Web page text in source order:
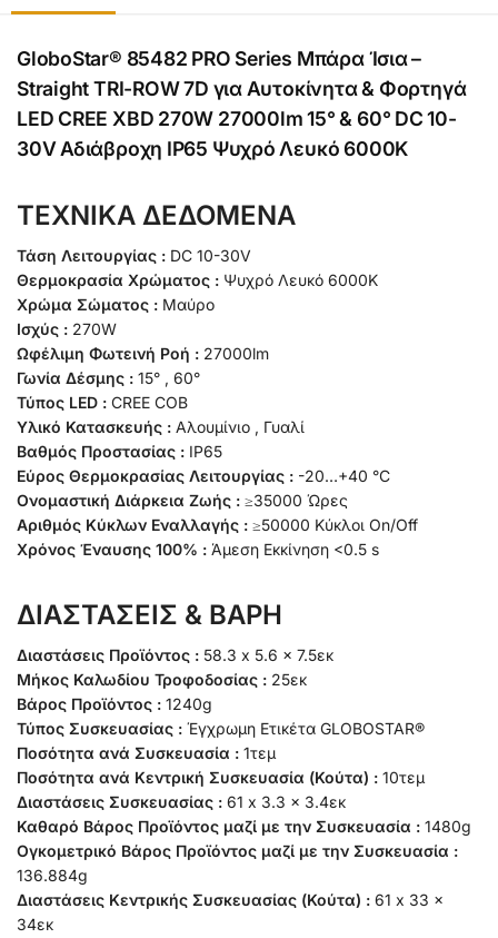
GloboStar® 85482 PRO Series Μπάρα Ίσια –
Straight TRI-ROW 7D για Αυτοκίνητα & Φορτηγά
LED CREE XBD 270W 27000lm 15° & 60° DC 10-
30V Αδιάβροχη IP65 Ψυχρό Λευκό 6000K
ΤΕΧΝΙΚΑ ΔΕΔΟΜΕΝΑ
Τάση Λειτουργίας : DC 10-30V
Θερμοκρασία Χρώματος : Ψυχρό Λευκό 6000K
Χρώμα Σώματος : Μαύρο
Ισχύς : 270W
Ωφέλιμη Φωτεινή Ροή : 27000lm
Γωνία Δέσμης : 15° , 60°
Τύπος LED : CREE COB
Υλικό Κατασκευής : Αλουμίνιο , Γυαλί
Βαθμός Προστασίας : IP65
Εύρος Θερμοκρασίας Λειτουργίας : -20…+40 °C
Ονομαστική Διάρκεια Ζωής : ≥35000 Ώρες
Αριθμός Κύκλων Εναλλαγής : ≥50000 Κύκλοι On/Off
Χρόνος Έναυσης 100% : Άμεση Εκκίνηση <0.5 s
ΔΙΑΣΤΑΣΕΙΣ & ΒΑΡΗ
Διαστάσεις Προϊόντος : 58.3 x 5.6 x 7.5εκ
Μήκος Καλωδίου Τροφοδοσίας : 25εκ
Βάρος Προϊόντος : 1240g
Τύπος Συσκευασίας : Έγχρωμη Ετικέτα GLOBOSTAR®
Ποσότητα ανά Συσκευασία : 1τεμ
Ποσότητα ανά Κεντρική Συσκευασία (Κούτα) : 10τεμ
Διαστάσεις Συσκευασίας : 61 x 3.3 x 3.4εκ
Καθαρό Βάρος Προϊόντος μαζί με την Συσκευασία : 1480g
Ογκομετρικό Βάρος Προϊόντος μαζί με την Συσκευασία :
136.884g
Διαστάσεις Κεντρικής Συσκευασίας (Κούτα) : 61 x 33 x
34εκ